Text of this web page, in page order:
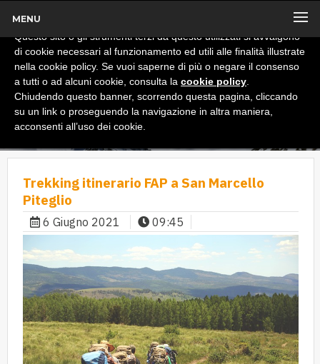
MENU
Trekking itinerario FAP a San Marcello
Piteglio
6 Giugno 2021 09:45
x
Informativa
Questo sito o gli strumenti terzi da questo utilizzati si avvalgono
di cookie necessari al funzionamento ed utili alle finalità illustrate
nella cookie policy. Se vuoi saperne di più o negare il consenso
a tutti o ad alcuni cookie, consulta la cookie policy
Chiudendo questo banner, scorrendo questa pagina, cliccando
su un link o proseguendo la navigazione in altra maniera,
acconsenti all’uso dei cookie.